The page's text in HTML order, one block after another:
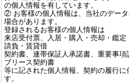
の個人情報を有しています。
② お客様の個人情報は、当社のデー
場合があります。
登録されるお客様の個人情報は
来店受付票、入居・購入・売却・鑑定
請負・賃貸借
契約書、連帯保証人承諾書、重要事
ブリース契約書
等に記された個人情報、契約の履行
す。